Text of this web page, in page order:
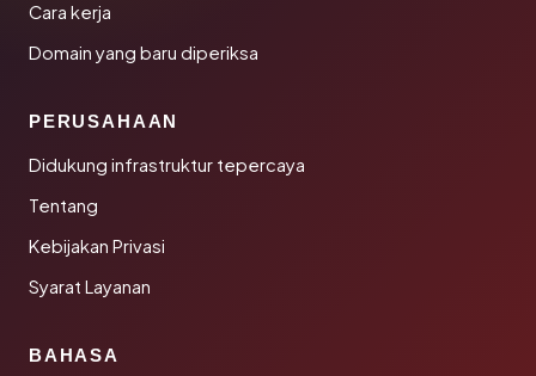
Cara kerja
Domain yang baru diperiksa
PERUSAHAAN
Didukung infrastruktur tepercaya
Tentang
Kebijakan Privasi
Syarat Layanan
BAHASA